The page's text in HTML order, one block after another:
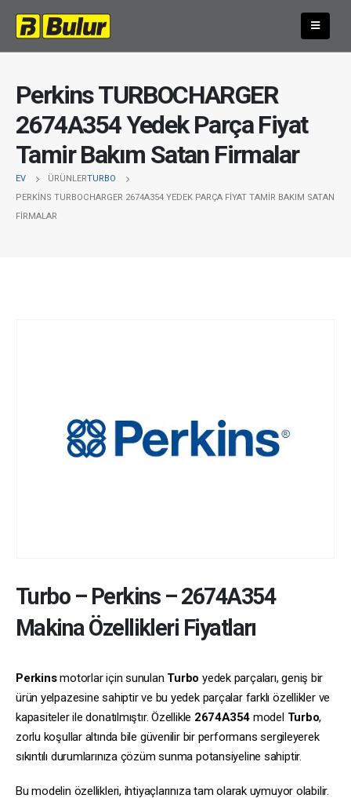
Perkins TURBOCHARGER
2674A354 Yedek Parça Fiyat
Tamir Bakım Satan Firmalar
EV ÜRÜNLERTURBO
PERKINS TURBOCHARGER 2674A354 YEDEK PARÇA FIYAT TAMIR BAKIM SATAN
FIRMALAR
Turbo– Perkins–2674A354
Makina Özellikleri Fiyatları
Perkinsmotorlar için sunulan Turbo yedek parçaları, geniş bir
ürün yelpazesine sahiptir ve bu yedek parçalar farklı özellikler ve
kapasiteler ile donatılmıştır. Özellikle 2674A354 model Turbo,
zorlu koşullar altında bile güvenilir bir performans sergileyerek
sıkıntılı durumlarınıza çözüm sunma potansiyeline sahiptir.
Bu modelin özellikleri, ihtiyaçlarınıza tam olarak uymuyor olabilir.